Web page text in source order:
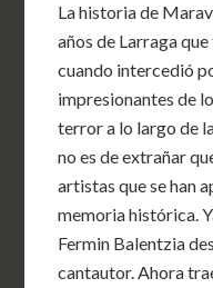
La historia de
años de Larraga
cuando intercedió
impresionantes de
terror a lo largo de
no es de extrañar
artistas que se han
memoria histórica.
Fermin Balentzia
cantautor. Ahora